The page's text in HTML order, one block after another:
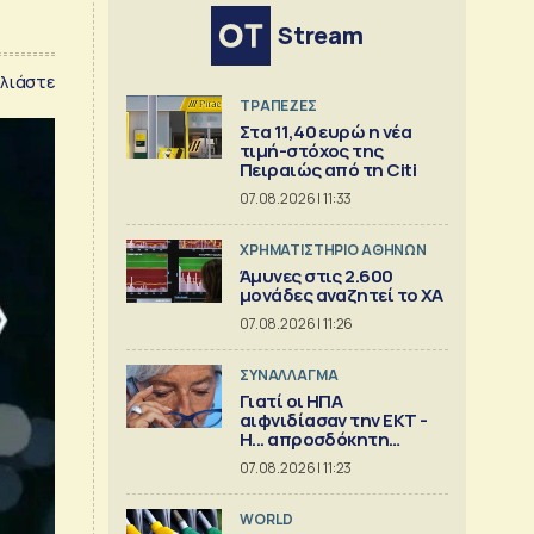
Stream
ΤΡΑΠΕΖΕΣ
Στα 11,40 ευρώ η νέα
τιμή-στόχος της
Πειραιώς από τη Citi
07.08.2026 | 11:33
XΡΗΜΑΤΙΣΤΗΡΙΟ ΑΘΗΝΩΝ
Άμυνες στις 2.600
μονάδες αναζητεί το ΧΑ
07.08.2026 | 11:26
ΣΥΝΑΛΛΑΓΜΑ
Γιατί οι ΗΠΑ
αιφνιδίασαν την ΕΚΤ -
Η... απροσδόκητη
κίνηση
07.08.2026 | 11:23
WORLD